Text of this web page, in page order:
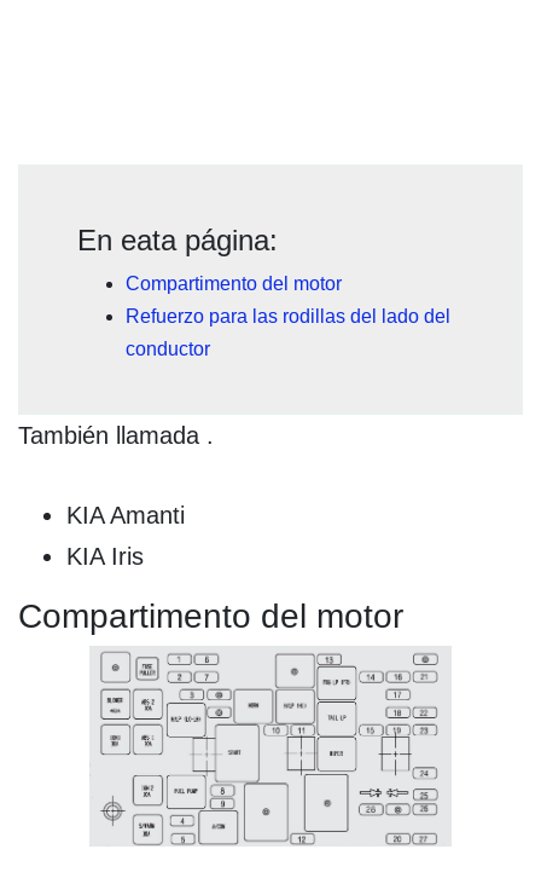
En eata página:
Compartimento del motor
Refuerzo para las rodillas del lado del
conductor
También llamada .
KIA Amanti
KIA Iris
Compartimento del motor